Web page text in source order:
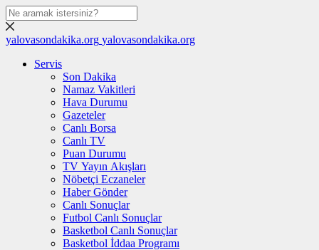
yalovasondakika.org yalovasondakika.org
Servis
Son Dakika
Namaz Vakitleri
Hava Durumu
Gazeteler
Canlı Borsa
Canlı TV
Puan Durumu
TV Yayın Akışları
Nöbetçi Eczaneler
Haber Gönder
Canlı Sonuçlar
Futbol Canlı Sonuçlar
Basketbol Canlı Sonuçlar
Basketbol İddaa Programı